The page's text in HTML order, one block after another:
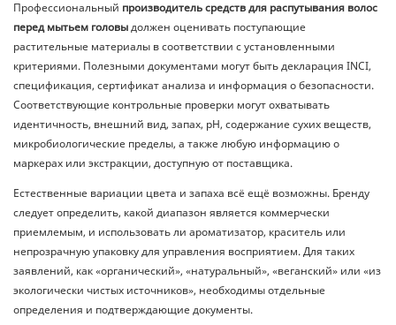
Профессиональный производитель средств для распутывания волос
перед мытьем головыдолжен оценивать поступающие
растительные материалы в соответствии с установленными
критериями. Полезными документами могут быть декларация INCI,
спецификация, сертификат анализа и информация о безопасности.
Соответствующие контрольные проверки могут охватывать
идентичность, внешний вид, запах, pH, содержание сухих веществ,
микробиологические пределы, а также любую информацию о
маркерах или экстракции, доступную от поставщика.
Естественные вариации цвета и запаха всё ещё возможны. Бренду
следует определить, какой диапазон является коммерчески
приемлемым, и использовать ли ароматизатор, краситель или
непрозрачную упаковку для управления восприятием. Для таких
заявлений, как «органический», «натуральный», «веганский» или «из
экологически чистых источников», необходимы отдельные
определения и подтверждающие документы.